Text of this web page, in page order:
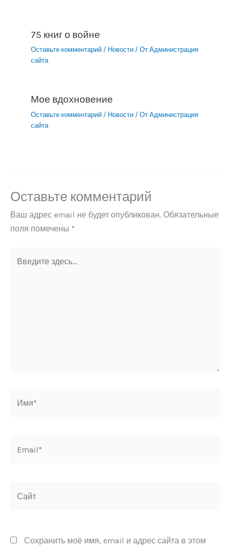
75 книг о войне
Оставьте комментарий / Новости / От Администрация
сайта
Мое вдохновение
Оставьте комментарий / Новости / От Администрация
сайта
Оставьте комментарий
Ваш адрес email не будет опубликован. Обязательные
поля помечены *
здесь...
Сохранить моё имя, email и адрес сайта в этом